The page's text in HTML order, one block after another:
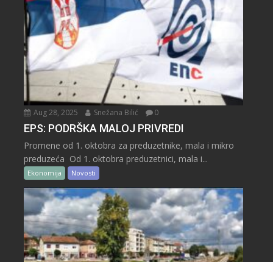
Aug 28, 2025 Snežana Bilić 0
EPS: PODRŠKA MALOJ PRIVREDI
Promene od 1. oktobra za preduzetnike, mala i mikro
preduzeća Od 1. oktobra preduzetnici, mala i...
Ekonomija Novosti